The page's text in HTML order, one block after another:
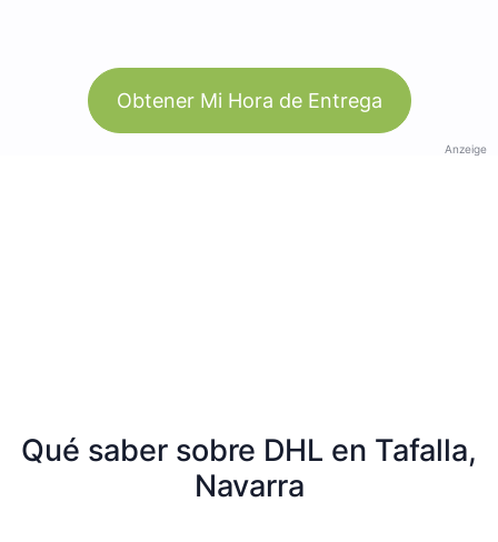
Obtener Mi Hora de Entrega
Anzeige
Qué saber sobre DHL en Tafalla,
Navarra